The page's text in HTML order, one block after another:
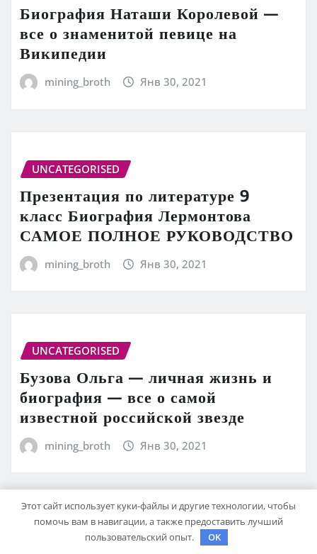
Биография Наташи Королевой —
все о знаменитой певице на
Википедии
mining_broth Янв 30, 2021
UNCATEGORISED
Презентация по литературе 9
класс Биография Лермонтова
САМОЕ ПОЛНОЕ РУКОВОДСТВО
mining_broth Янв 30, 2021
UNCATEGORISED
Бузова Ольга — личная жизнь и
биография — все о самой
известной российской звезде
mining_broth Янв 30, 2021
UNCATEGORISED
Этот сайт использует куки-файлы и другие технологии, чтобы
помочь вам в навигации, а также предоставить лучший
пользовательский опыт.
OK